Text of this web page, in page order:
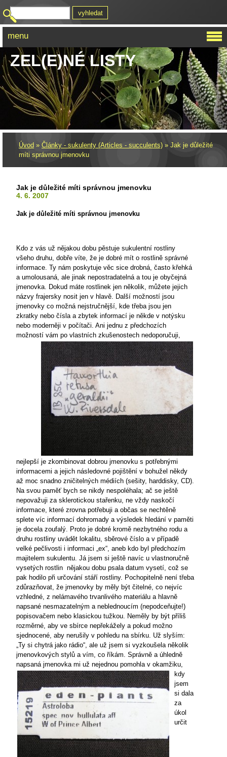
ZEL(E)NÉ LISTY
Úvod » Články - sukulenty (Articles - succulents) » Jak je důležité
míti správnou jmenovku
Jak je důležité míti správnou jmenovku
4. 6. 2007
Jak je důležité míti správnou jmenovku
Kdo z vás už nějakou dobu pěstuje sukulentní rostliny
všeho druhu, dobře víte, že je dobré mít o rostlině správné
informace. Ty nám poskytuje věc sice drobná, často křehká
a umolousaná, ale jinak nepostradatelná a tou je obyčejná
jmenovka. Dokud máte rostlinek jen několik, můžete jejich
názvy frajersky nosit jen v hlavě. Další možností jsou
jmenovky co možná nejstručnější, kde třeba jsou jen
zkratky nebo čísla a zbytek informací je někde v notýsku
nebo moderněji v počítači. Ani jednu z předchozích
možností vám po vlastních zkušenostech nedoporučuji,
nejlepší je zkombinovat dobrou jmenovku s potřebnými
informacemi a jejich následovné pojištění v bohužel někdy
až moc snadno zničitelných médiích (sešity, harddisky, CD).
Na svou paměť bych se nikdy nespoléhala; ač se ještě
nepovažuji za sklerotickou stařenku, ne vždy naskočí
informace, které zrovna potřebuji a občas se nechtěně
splete víc informací dohromady a výsledek hledání v paměti
je docela zoufalý. Proto je dobré kromě nezbytného rodu a
druhu rostliny uvádět lokalitu, sběrové číslo a v případě
velké pečlivosti i informaci „ex“, aneb kdo byl předchozím
majitelem sukulentu. Já jsem si ještě navíc u vlastnoručně
vysetých rostlin nějakou dobu psala datum vysetí, což se
pak hodilo při určování stáří rostliny. Pochopitelně není třeba
zdůrazňovat, že jmenovky by měly být čitelné, co nejvíc
vzhledné, z nelámavého trvanlivého materiálu a hlavně
napsané nesmazatelným a neblednoucím (nepodceňujte!)
popisovačem nebo klasickou tužkou. Neměly by být příliš
rozměrné, aby ve sbírce nepřekážely a pokud možno
sjednocené, aby nerušily v pohledu na sbírku. Už slyším:
„Ty si chytrá jako rádio“, ale už jsem si vyzkoušela několik
jmenovkových stylů a vím, co říkám. Správně a úhledně
napsaná jmenovka mi už nejednou pomohla v okamžiku,
kdy
jsem
si dala
za
úkol
určit
menu